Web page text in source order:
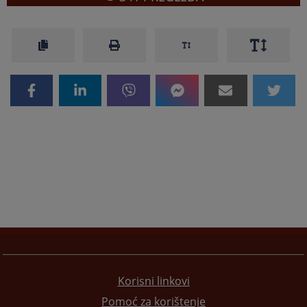
Korisni linkovi
Pomoć za korištenje